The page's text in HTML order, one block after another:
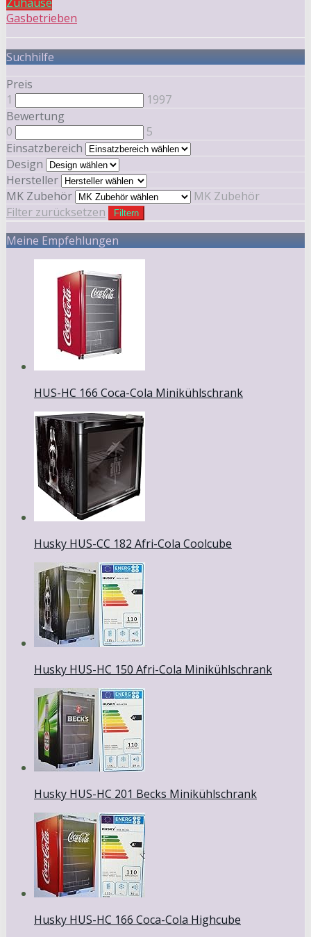
Gasbetrieben
Suchhilfe
Preis
1
1997
Bewertung
0
5
Einsatzbereich
Design
Hersteller
MK Zubehör
MK Zubehör
Filter zurücksetzen
Filtern
Meine Empfehlungen
HUS-HC 166 Coca-Cola Minikühlschrank
Husky HUS-CC 182 Afri-Cola Coolcube
Husky HUS-HC 150 Afri-Cola Minikühlschrank
Husky HUS-HC 201 Becks Minikühlschrank
Husky HUS-HC 166 Coca-Cola Highcube